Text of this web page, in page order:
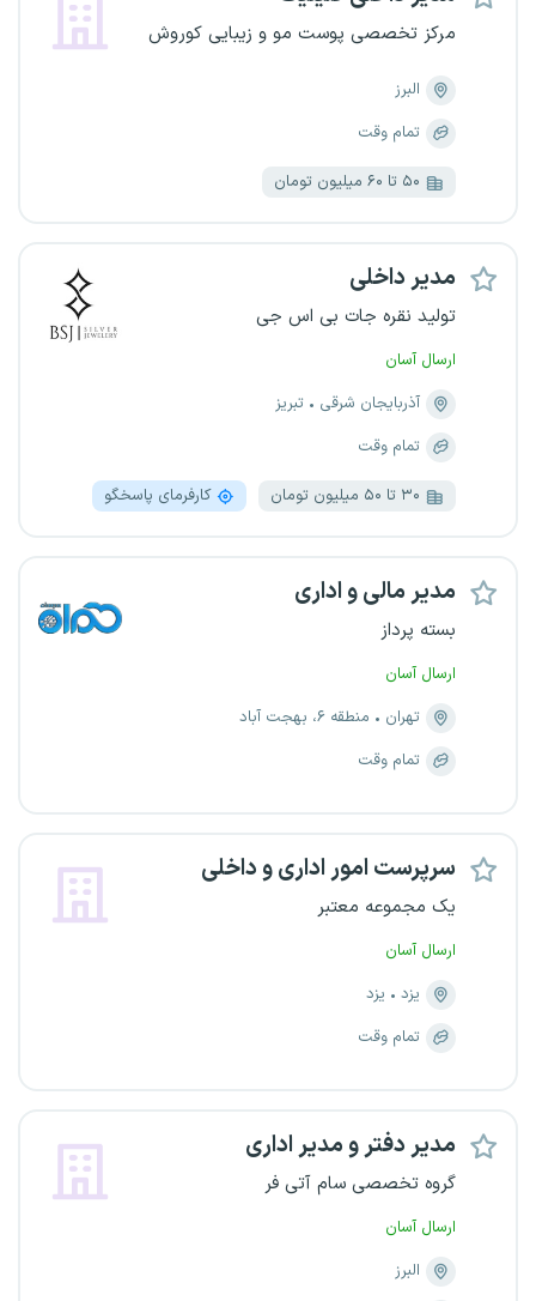
مرکز تخصصی پوست مو و زیبایی کوروش
البرز
تمام وقت
۵۰ تا ۶۰ میلیون تومان
مدیر داخلی
تولید نقره جات بی اس جی
ارسال آسان
آذربایجان شرقی
تبریز
تمام وقت
۳۰ تا ۵۰ میلیون تومان کارفرمای پاسخگو
مدیر مالی و اداری
بسته پرداز
ارسال آسان
تهران
منطقه ۶، بهجت آباد
تمام وقت
سرپرست امور اداری و داخلی
یک مجموعه معتبر
ارسال آسان
یزد
یزد
تمام وقت
مدیر دفتر و مدیر اداری
گروه تخصصی سام آتی فر
ارسال آسان
البرز